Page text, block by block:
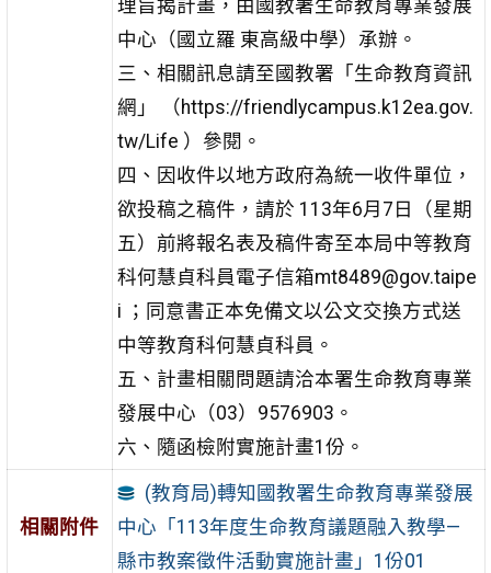
理旨揭計畫，由國教署生命教育專業發展
中心（國立羅 東高級中學）承辦。
三、相關訊息請至國教署「生命教育資訊
網」 （https://friendlycampus.k12ea.gov.
tw/Life ）參閱。
四、因收件以地方政府為統一收件單位，
欲投稿之稿件，請於 113年6月7日（星期
五）前將報名表及稿件寄至本局中等教育
科何慧貞科員電子信箱mt8489@gov.taipe
i ；同意書正本免備文以公文交換方式送
中等教育科何慧貞科員。
五、計畫相關問題請洽本署生命教育專業
發展中心（03）9576903。
六、隨函檢附實施計畫1份。
相關附件
(教育局)轉知國教署生命教育專業發展
中心「113年度生命教育議題融入教學—
縣市教案徵件活動實施計畫」1份01